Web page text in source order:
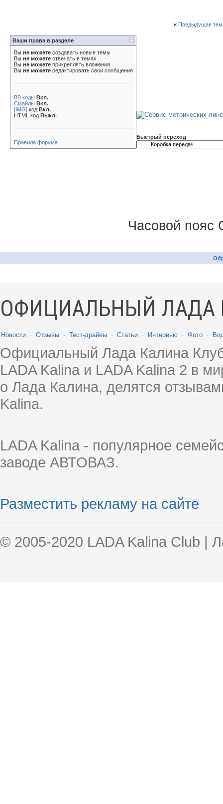
« Предыдущая
Ваши права в разделе
Вы не можете создавать новые темы
Вы не можете отвечать в темах
Вы не можете прикреплять вложения
Вы не можете редактировать свои сообщения
BB коды Вкл.
Смайлы Вкл.
[IMG] код Вкл.
HTML код Выкл.
Правила форума
Быстрый переход
Часовой пояс
ОФИЦИАЛЬНЫЙ ЛАДА
Новости · Отзывы · Тест-драйвы · Статьи · Интервью · Фото ·
Официальный Лада Калина
LADA Kalina и LADA Kalina 2 в
о Лада Калина, делятся
Kalina.
LADA Kalina - популярное
заводе АВТОВАЗ.
Разместить рекламу на сайте
© 2005-2020 LADA Kalina Club |